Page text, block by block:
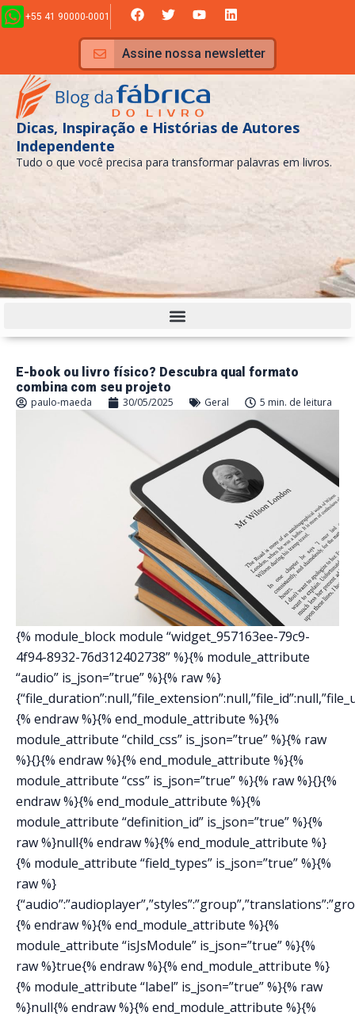
Ir
para
conteúdo
+55 41 90000-0001 F
a
c
e
b
o
o
k
T
w
i
t
t
e
r
Y
o
u
t
u
b
e
L
i
n
k
e
d
Assine nossa newsletter
Dicas, Inspiração e Histórias de Autores
Independente
Tudo o que você precisa para transformar palavras em livros.
E-book ou livro físico? Descubra qual formato
combina com seu projeto
paulo-maeda 30/05/2025 Geral 5 min. de leitura
{% module_block module “widget_957163ee-79c9-
4f94-8932-76d312402738” %}{% module_attribute
“audio” is_json=”true” %}{% raw %}
{% endraw %}{% end_module_attribute %}{%
module_attribute “child_css” is_json=”true” %}{% raw
%}{}{% endraw %}{% end_module_attribute %}{%
module_attribute “css” is_json=”true” %}{% raw %}{}{%
endraw %}{% end_module_attribute %}{%
module_attribute “definition_id” is_json=”true” %}{%
raw %}null{% endraw %}{% end_module_attribute %}
{% module_attribute “field_types” is_json=”true” %}{%
raw %}
{% endraw %}{% end_module_attribute %}{%
module_attribute “isJsModule” is_json=”true” %}{%
raw %}true{% endraw %}{% end_module_attribute %}
{% module_attribute “label” is_json=”true” %}{% raw
%}null{% endraw %}{% end_module_attribute %}{%